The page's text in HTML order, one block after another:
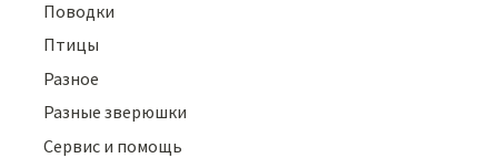
Поводки
Птицы
Разное
Разные зверюшки
Сервис и помощь